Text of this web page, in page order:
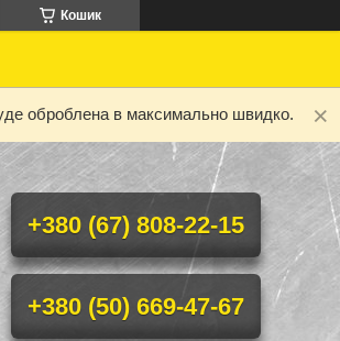
Кошик
оброблена в максимально швидко.
+380 (67) 808-22-15
+380 (50) 669-47-67